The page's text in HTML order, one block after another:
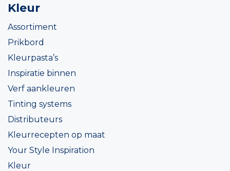
Kleur
Assortiment
Prikbord
Kleurpasta’s
Inspiratie binnen
Verf aankleuren
Tinting systems
Distributeurs
Kleurrecepten op maat
Your Style Inspiration
Kleur